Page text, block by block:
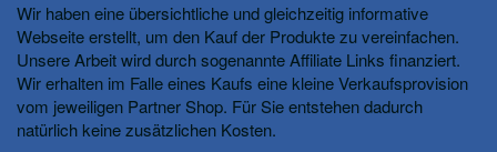
Wir haben eine übersichtliche und gleichzeitig informative
Webseite erstellt, um den Kauf der Produkte zu vereinfachen.
Unsere Arbeit wird durch sogenannte Affiliate Links finanziert.
Wir erhalten im Falle eines Kaufs eine kleine Verkaufsprovision
vom jeweiligen Partner Shop. Für Sie entstehen dadurch
natürlich keine zusätzlichen Kosten.